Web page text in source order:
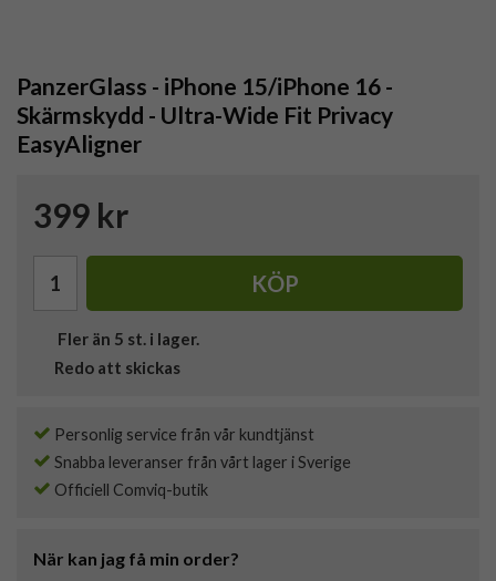
PanzerGlass - iPhone 15/iPhone 16 -
Skärmskydd - Ultra-Wide Fit Privacy
EasyAligner
399 kr
KÖP
Fler än 5 st. i lager.
Redo att skickas
Personlig service från vår kundtjänst
Snabba leveranser från vårt lager i Sverige
Officiell Comviq-butik
När kan jag få min order?